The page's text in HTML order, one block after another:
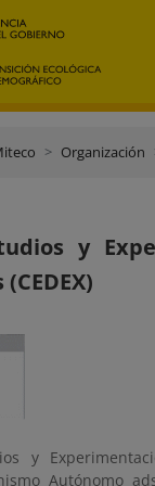
Organización
y
y
Autónomo